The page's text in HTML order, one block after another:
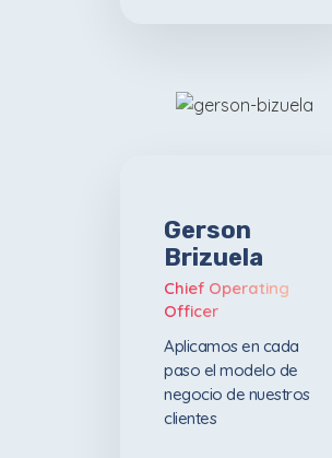
Gerson
Brizuela
Chief Operating
Officer
Aplicamos en cada
paso el modelo de
negocio de nuestros
clientes